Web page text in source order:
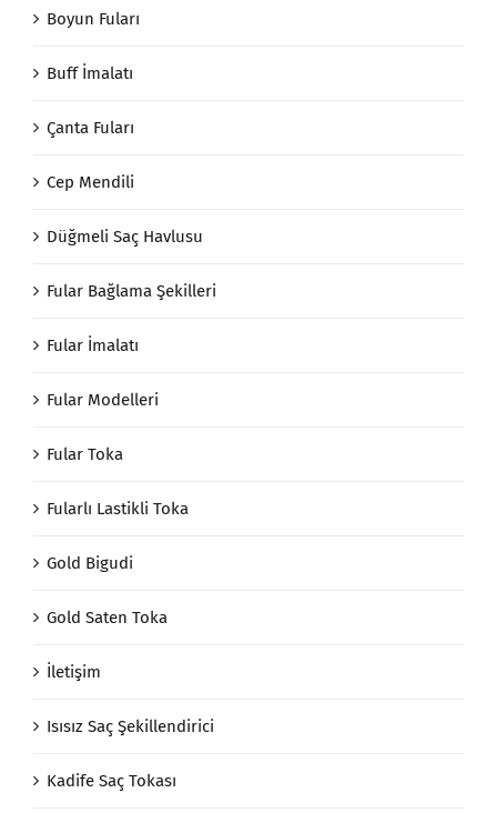
Boyun Fuları
Buff İmalatı
Çanta Fuları
Cep Mendili
Düğmeli Saç Havlusu
Fular Bağlama Şekilleri
Fular İmalatı
Fular Modelleri
Fular Toka
Fularlı Lastikli Toka
Gold Bigudi
Gold Saten Toka
İletişim
Isısız Saç Şekillendirici
Kadife Saç Tokası